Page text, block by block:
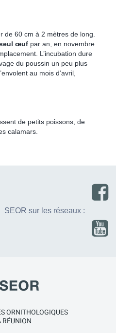
de 60 cm à 2 mètres de long.
œuf par an, en novembre.
L’incubation dure
du poussin un peu plus
au mois d’avril,
de petits poissons, de
calamars.
SEOR sur les réseaux :